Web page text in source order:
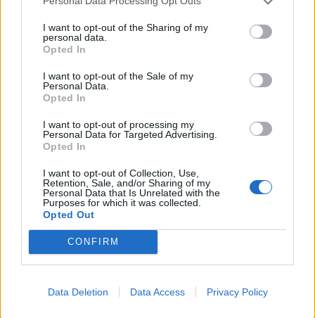
I want to opt-out of the Sharing of my
personal data.
Opted In
I want to opt-out of the Sale of my
Personal Data.
Opted In
I want to opt-out of processing my
Personal Data for Targeted Advertising.
Opted In
I want to opt-out of Collection, Use,
Retention, Sale, and/or Sharing of my
Personal Data that Is Unrelated with the
Purposes for which it was collected.
Opted Out
CONFIRM
Data Deletion Data Access Privacy Policy
TAIP PAT SKAITYKITE